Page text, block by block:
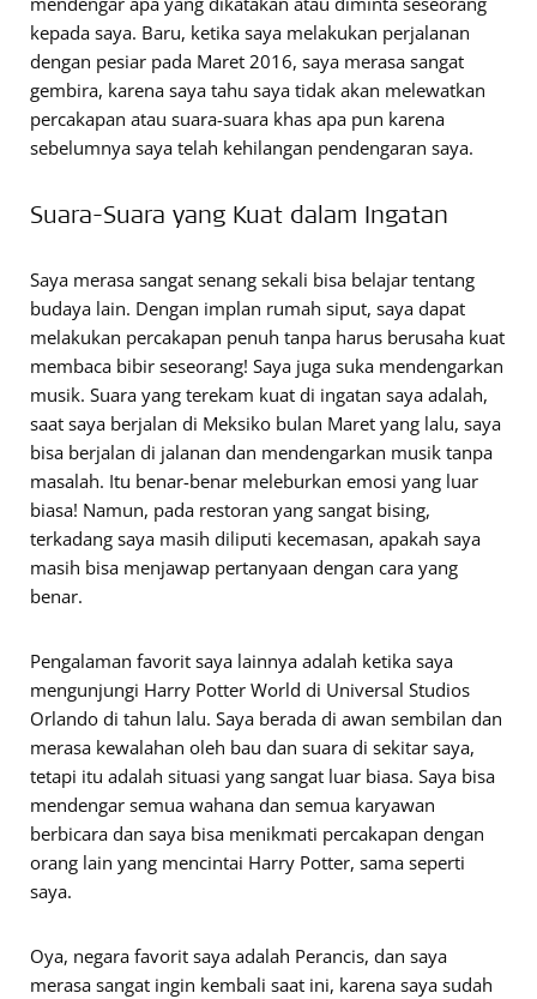
kepada saya. Baru, ketika saya melakukan perjalanan
dengan pesiar pada Maret 2016, saya merasa sangat
gembira, karena saya tahu saya tidak akan melewatkan
percakapan atau suara-suara khas apa pun karena
sebelumnya saya telah kehilangan pendengaran saya.
Suara-Suara yang Kuat dalam Ingatan
Saya merasa sangat senang sekali bisa belajar tentang
budaya lain. Dengan implan rumah siput, saya dapat
melakukan percakapan penuh tanpa harus berusaha kuat
membaca bibir seseorang! Saya juga suka mendengarkan
musik. Suara yang terekam kuat di ingatan saya adalah,
saat saya berjalan di Meksiko bulan Maret yang lalu, saya
bisa berjalan di jalanan dan mendengarkan musik tanpa
masalah. Itu benar-benar meleburkan emosi yang luar
biasa! Namun, pada restoran yang sangat bising,
terkadang saya masih diliputi kecemasan, apakah saya
masih bisa menjawap pertanyaan dengan cara yang
benar.
Pengalaman favorit saya lainnya adalah ketika saya
mengunjungi Harry Potter World di Universal Studios
Orlando di tahun lalu. Saya berada di awan sembilan dan
merasa kewalahan oleh bau dan suara di sekitar saya,
tetapi itu adalah situasi yang sangat luar biasa. Saya bisa
mendengar semua wahana dan semua karyawan
berbicara dan saya bisa menikmati percakapan dengan
orang lain yang mencintai Harry Potter, sama seperti
saya.
Oya, negara favorit saya adalah Perancis, dan saya
merasa sangat ingin kembali saat ini, karena saya sudah